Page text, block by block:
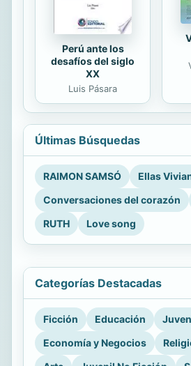
Perú ante los
desafíos del siglo
XX
Luis Pásara
Últimas Búsquedas
RAIMON SAMSÓ
Ellas
Conversaciones del corazón
RUTH
Love song
Categorías Destacadas
Ficción Educación
Economía y Negocios